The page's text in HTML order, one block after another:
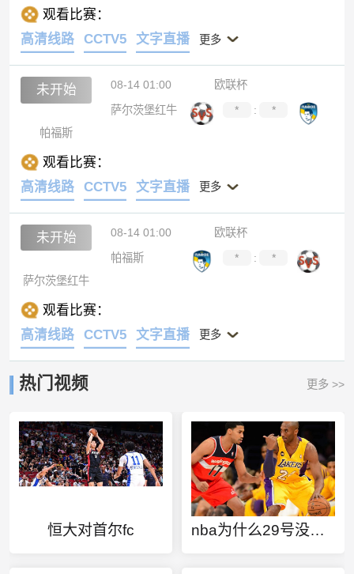
观看比赛：
高清线路
CCTV5 文字直播 更多
未开始 08-14 01:00
欧联杯
萨尔茨堡红牛
* :
*
帕福斯
观看比赛：
高清线路
CCTV5 文字直播 更多
未开始 08-14 01:00
欧联杯
帕福斯
* :
*
萨尔茨堡红牛
观看比赛：
高清线路
CCTV5 文字直播 更多
热门视频 更多 >>
恒大对首尔fc nba为什么29号没人敢穿